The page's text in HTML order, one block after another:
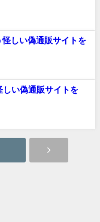
怪しい偽通販サイトを
しい偽通販サイトを